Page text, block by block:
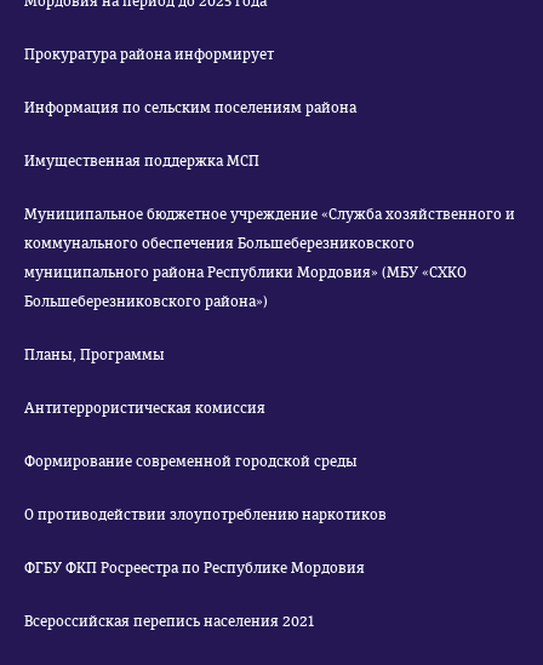
Прокуратура района информирует
Информация по сельским поселениям района
Имущественная поддержка МСП
Муниципальное бюджетное учреждение «Служба хозяйственного и
коммунального обеспечения Большеберезниковского
муниципального района Республики Мордовия» (МБУ «СХКО
Большеберезниковского района»)
Планы, Программы
Антитеррористическая комиссия
Формирование современной городской среды
О противодействии злоупотреблению наркотиков
ФГБУ ФКП Росреестра по Республике Мордовия
Всероссийская перепись населения 2021